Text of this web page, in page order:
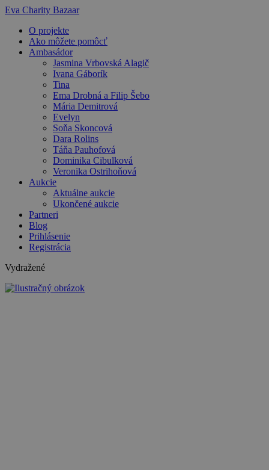
Preskočiť
obsah
Eva Charity Bazaar
O projekte
Ako môžete pomôcť
Ambasádor
Jasmina Vrbovská Alagič
Ivana Gáborík
Tina
Ema Drobná a Filip Šebo
Mária Demitrová
Evelyn
Soňa Skoncová
Dara Rolins
Táňa Pauhofová
Dominika Cibulková
Veronika Ostrihoňová
Aukcie
Aktuálne aukcie
Ukončené aukcie
Partneri
Blog
Prihlásenie
Registrácia
Vydražené